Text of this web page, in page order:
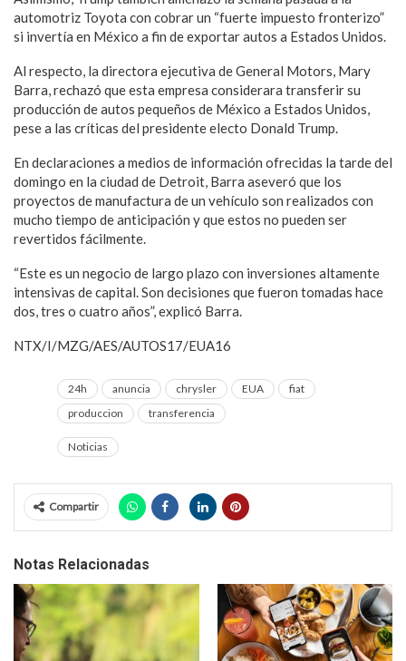
automotriz Toyota con cobrar un “fuerte impuesto fronterizo”
si invertía en México a fin de exportar autos a Estados Unidos.
Al respecto, la directora ejecutiva de General Motors, Mary
Barra, rechazó que esta empresa considerara transferir su
producción de autos pequeños de México a Estados Unidos,
pese a las críticas del presidente electo Donald Trump.
En declaraciones a medios de información ofrecidas la tarde del
domingo en la ciudad de Detroit, Barra aseveró que los
proyectos de manufactura de un vehículo son realizados con
mucho tiempo de anticipación y que estos no pueden ser
revertidos fácilmente.
“Este es un negocio de largo plazo con inversiones altamente
intensivas de capital. Son decisiones que fueron tomadas hace
dos, tres o cuatro años”, explicó Barra.
NTX/I/MZG/AES/AUTOS17/EUA16
24h anuncia chrysler EUA
fiat
produccion
transferencia
Noticias
Compartir
Notas Relacionadas